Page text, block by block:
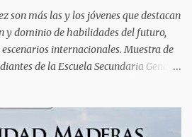
son más las y los jóvenes que destacan
y dominio de habilidades del futuro,
internacionales. Muestra de
de la Escuela Secundaria General
todo el mundo. Su pase lo obtuvieron en
Puerto Vallarta, tras destacar por su